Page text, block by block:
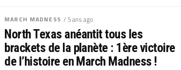
MARCH MADNESS / 5 ans ago
North Texas anéantit tous les
brackets de la planète : 1ère victoire
de l’histoire en March Madness !